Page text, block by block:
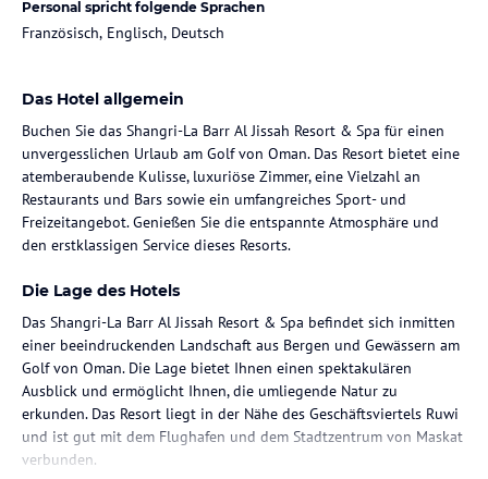
Personal spricht folgende Sprachen
Französisch, Englisch, Deutsch
Das Hotel allgemein
Buchen Sie das Shangri-La Barr Al Jissah Resort & Spa für einen
unvergesslichen Urlaub am Golf von Oman. Das Resort bietet eine
atemberaubende Kulisse, luxuriöse Zimmer, eine Vielzahl an
Restaurants und Bars sowie ein umfangreiches Sport- und
Freizeitangebot. Genießen Sie die entspannte Atmosphäre und
den erstklassigen Service dieses Resorts.
Die Lage des Hotels
Das Shangri-La Barr Al Jissah Resort & Spa befindet sich inmitten
einer beeindruckenden Landschaft aus Bergen und Gewässern am
Golf von Oman. Die Lage bietet Ihnen einen spektakulären
Ausblick und ermöglicht Ihnen, die umliegende Natur zu
erkunden. Das Resort liegt in der Nähe des Geschäftsviertels Ruwi
und ist gut mit dem Flughafen und dem Stadtzentrum von Maskat
verbunden.